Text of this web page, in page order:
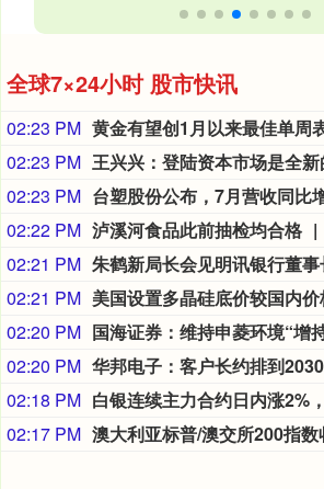
全球7×24小时 股市快讯
02:23 PM
02:23 PM
02:23 PM
02:22 PM 泸溪河食品此前抽检均合格
02:21 PM
02:21 PM
02:20 PM
02:20 PM
02:18 PM 白银连续主力合约日内涨2%
02:17 PM